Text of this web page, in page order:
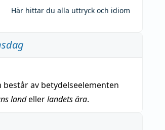
Här hittar du alla uttryck och idiom
består av betydelseelementen
landellerlandets ära.